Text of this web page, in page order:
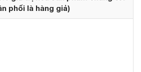
kết cấu, giảm rãnh nhăn, nếp
phối là hàng giả)